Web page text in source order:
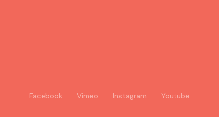
Facebook Vimeo Instagram Youtube